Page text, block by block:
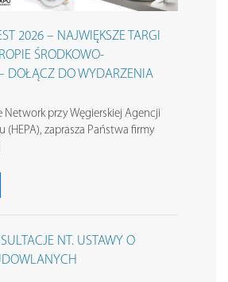
2026 – NAJWIĘKSZE TARGI
ŚRODKOWO-
DOŁĄCZ DO WYDARZENIA
Network przy Węgierskiej Agencji
(HEPA), zaprasza Państwa firmy
NT. USTAWY O